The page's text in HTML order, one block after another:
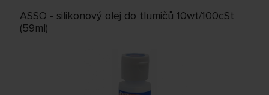
ASSO - silikonový olej do tlumičů 10wt/100cSt
(59ml)